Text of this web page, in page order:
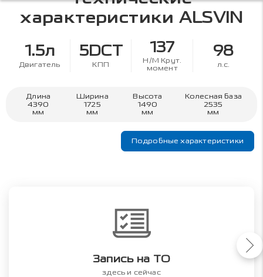
характеристикиALSVIN
1.5л
Двигатель
5DCT
КПП
137
Н/М Крут.
момент
98
л.с.
Длина
4390
мм
Ширина
1725
мм
Высота
1490
мм
Колесная база
2535
мм
Подробные характеристики
Запись на ТО
здесь и сейчас